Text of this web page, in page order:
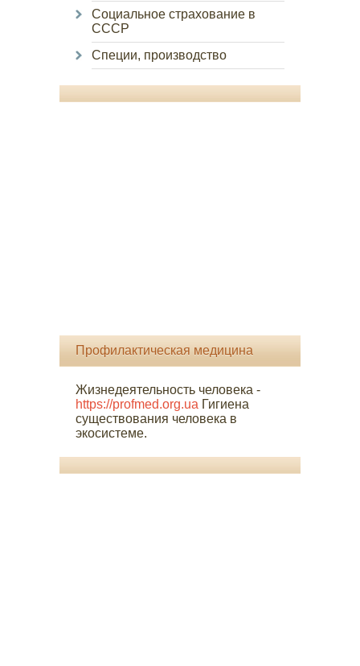
Социальное страхование в
СССР
Специи, производство
Профилактическая медицина
Жизнедеятельность человека -
https://profmed.org.ua Гигиена
существования человека в
экосистеме.